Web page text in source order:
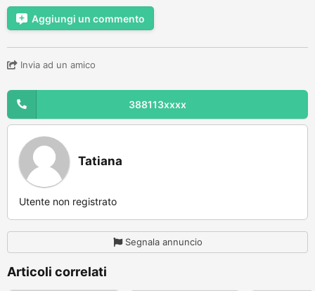
Aggiungi un commento
Invia ad un amico
388113xxxx
Tatiana
Utente non registrato
Segnala annuncio
Articoli correlati